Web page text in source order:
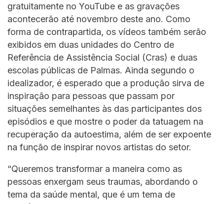
gratuitamente no YouTube e as gravações
acontecerão até novembro deste ano. Como
forma de contrapartida, os vídeos também serão
exibidos em duas unidades do Centro de
Referência de Assistência Social (Cras) e duas
escolas públicas de Palmas. Ainda segundo o
idealizador, é esperado que a produção sirva de
inspiração para pessoas que passam por
situações semelhantes às das participantes dos
episódios e que mostre o poder da tatuagem na
recuperação da autoestima, além de ser expoente
na função de inspirar novos artistas do setor.
“Queremos transformar a maneira como as
pessoas enxergam seus traumas, abordando o
tema da saúde mental, que é um tema de